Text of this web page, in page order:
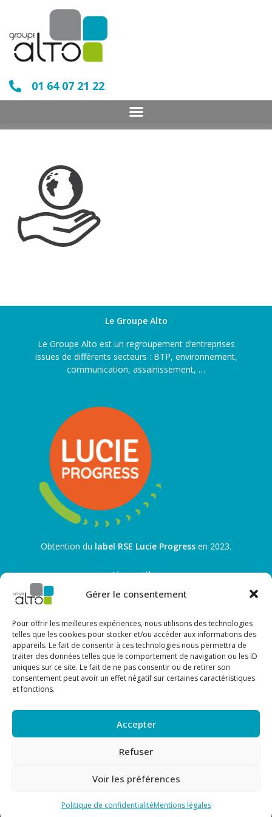
Gérer le consentement
Pour offrir les meilleures expériences, nous utilisons des technologies
telles que les cookies pour stocker et/ou accéder aux informations des
appareils. Le fait de consentir à ces technologies nous permettra de
traiter des données telles que le comportement de navigation ou les ID
uniques sur ce site. Le fait de ne pas consentir ou de retirer son
consentement peut avoir un effet négatif sur certaines caractéristiques
et fonctions.
Accepter
Refuser
Voir les préférences
Politique de confidentialitéMentions légales
01 64 07 21 22
Le Groupe Alto
Le Groupe Alto est un regroupement d’entreprises
issues de différents secteurs : BTP, environnement,
communication, assainissement, …
Obtention du label RSE Lucie Progress en 2023.
Liens utiles
Recrutement
Nous contacter
Les sites de nos entreprises
OCTAVE
SANILOR
Suivez-nous sur LinkedIn !
Politique de confidentialité
Copyright ©Groupe Alto 2020